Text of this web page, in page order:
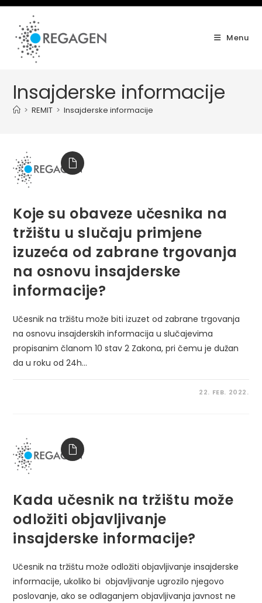
Skip
content
Menu
Insajderske informacije
> REMIT > Insajderske informacije
Koje su obaveze učesnika na
tržištu u slučaju primjene
izuzeća od zabrane trgovanja
na osnovu insajderske
informacije?
Učesnik na tržištu može biti izuzet od zabrane trgovanja
na osnovu insajderskih informacija u slučajevima
propisanim članom 10 stav 2 Zakona, pri čemu je dužan
da u roku od 24h…
22. FEB. 2022.
Kada učesnik na tržištu može
odložiti objavljivanje
insajderske informacije?
Učesnik na tržištu može odložiti objavljivanje insajderske
informacije, ukoliko bi objavljivanje ugrozilo njegovo
poslovanje, ako se odlaganjem objavljivanja javnost ne